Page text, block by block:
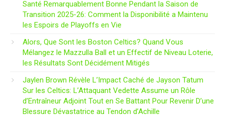
Santé Remarquablement Bonne Pendant la Saison de
Transition 2025-26: Comment la Disponibilité a Maintenu
les Espoirs de Playoffs en Vie
Alors, Que Sont les Boston Celtics? Quand Vous
Mélangez le Mazzulla Ball et un Effectif de Niveau Loterie,
les Résultats Sont Décidément Mitigés
Jaylen Brown Révèle L’Impact Caché de Jayson Tatum
Sur les Celtics: L’Attaquant Vedette Assume un Rôle
d’Entraîneur Adjoint Tout en Se Battant Pour Revenir D’une
Blessure Dévastatrice au Tendon d’Achille